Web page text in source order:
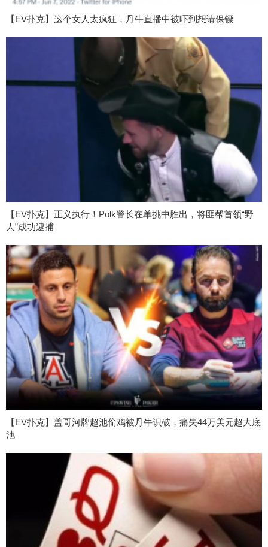
【EV扑克】这个女人太疯狂，丹牛直播中被吓到想请保镖
【EV扑克】正义执行！Polk警长在单挑中胜出，将匪帮首领“野
人”成功逮捕
【EV扑克】盖哥河牌超池偷鸡被丹牛识破，痛失44万美元超大底
池